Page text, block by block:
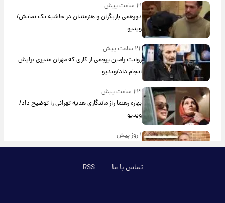
۲۱ ساعت پیش
دورهمی بازیگران و هنرمندان در حاشیه یک نمایش/
ویدیو
۲۲ ساعت پیش
روایت رامین پرچمی از کاری که مهران مدیری برایش
انجام داد/ویدیو
۲۳ ساعت پیش
بهاره رهنما راز ماندگاری هدیه تهرانی را توضیح داد/
ویدیو
۱ روز پیش
آشپز مشهور صداوسیما به کانادا مهاجرت کرد؟/
تماس با ما RSS